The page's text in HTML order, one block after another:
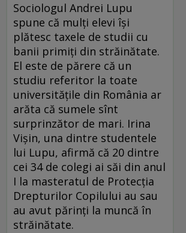
Sociologul Andrei Lupu
spune că mulţi elevi îşi
plătesc taxele de studii cu
banii primiţi din străinătate.
El este de părere că un
studiu referitor la toate
universităţile din România ar
arăta că sumele sînt
surprinzător de mari. Irina
Vişin, una dintre studentele
lui Lupu, afirmă că 20 dintre
cei 34 de colegi ai săi din anul
I la masteratul de Protecţia
Drepturilor Copilului au sau
au avut părinţi la muncă în
străinătate.